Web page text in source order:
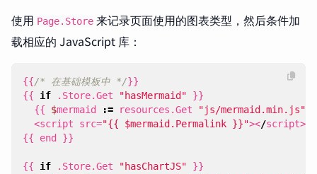
使用 Page.Store 来记录页面使用的图表类型，然后条件加
载相应的 JavaScript 库：
{{/* 在基础模板中 */}}
{{
if . Store.Get "hasMermaid"
}}
{{
$mermaid := resources .Get "js/mermaid.min.js"
<script src="{{ $mermaid.Permalink }}"></script>
{{
end }}
{{ if . Store.Get "hasChartJS"
}}